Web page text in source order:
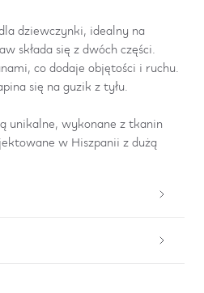
dziewczynki, idealny na
składa się z dwóch części.
co dodaje objętości i ruchu.
się na guzik z tyłu.
unikalne, wykonane z tkanin
w Hiszpanii z dużą